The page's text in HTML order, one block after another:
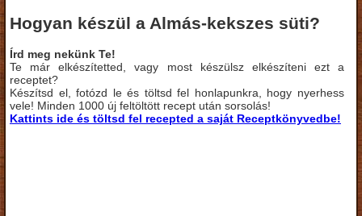
Hogyan készül a Almás-kekszes süti?
Írd meg nekünk Te!
Te már elkészítetted, vagy most készülsz elkészíteni ezt a
receptet?
Készítsd el, fotózd le és töltsd fel honlapunkra, hogy nyerhess
vele! Minden 1000 új feltöltött recept után sorsolás!
Kattints ide és töltsd fel recepted a saját Receptkönyvedbe!